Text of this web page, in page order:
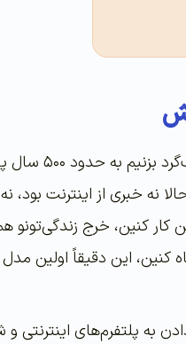
و جالبه
نه خبری از اینترنت
کنین، خرج زندگی‌تونو
کنین، این دقیقاً
به پلتفرم‌های